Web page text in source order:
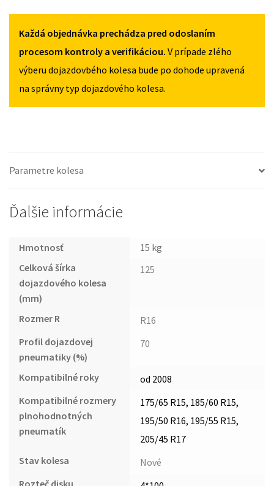
4X100
OD
2008
125/70R16
Každá objednávka prechádza pred odoslaním
procesom kontroly a verifikáciou. V prípade zlého
výberu dojazdovbého kolesa bude po dohode upravená
na správny typ dojazdového kolesa.
Parametre kolesa
Ďalšie informácie
Hmotnosť
15 kg
Celková šírka
dojazdového kolesa
(mm)
125
Rozmer R
R16
Profil dojazdovej
pneumatiky (%)
70
Kompatibilné roky
od 2008
Kompatibilné rozmery
plnohodnotných
pneumatík
175/65 R15, 185/60 R15,
195/50 R16, 195/55 R15,
205/45 R17
Stav kolesa
Nové
Rozteč disku